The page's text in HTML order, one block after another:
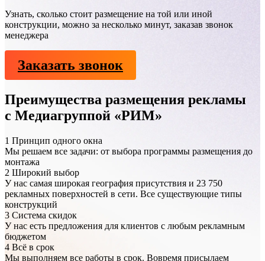
Узнать, сколько стоит размещение на той или иной
конструкции, можно за несколько минут, заказав звонок
менеджера
Заказать звонок
Преимущества размещения рекламы
с Медиагруппой «РИМ»
1 Принцип одного окна
Мы решаем все задачи: от выбора программы размещения до
монтажа
2 Широкий выбор
У нас самая широкая география присутствия и 23 750
рекламных поверхностей в сети. Все существующие типы
конструкций
3 Система скидок
У нас есть предложения для клиентов с любым рекламным
бюджетом
4 Всё в срок
Мы выполняем все работы в срок. Вовремя присылаем